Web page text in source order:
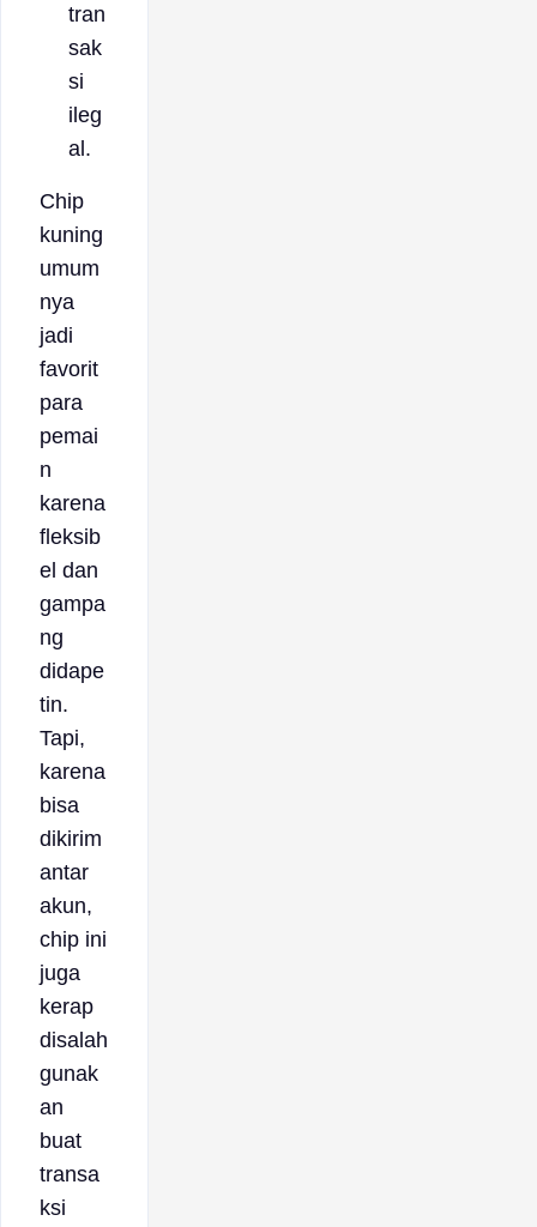
tran
sak
si
ileg
al.
Chip
kuning
umum
nya
jadi
favorit
para
pemai
n
karena
fleksib
el dan
gampa
ng
didape
tin.
Tapi,
karena
bisa
dikirim
antar
akun,
chip ini
juga
kerap
disalah
gunak
an
buat
transa
ksi